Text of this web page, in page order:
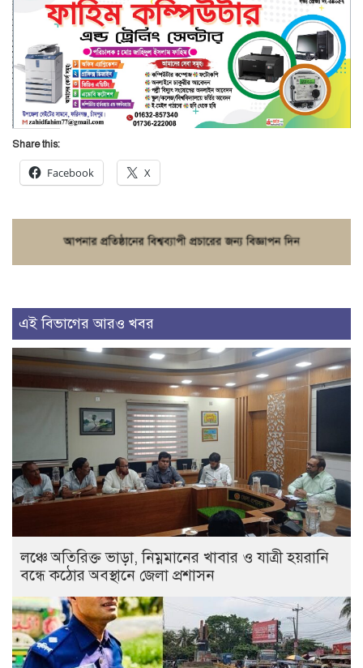
Share this:
Facebook X
এই বিভাগের আরও খবর
লঞ্চে অতিরিক্ত ভাড়া, নিম্নমানের খাবার ও যাত্রী হয়রানি
বন্ধে কঠোর অবস্থানে জেলা প্রশাসন